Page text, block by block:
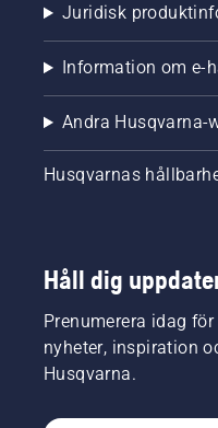
Juridisk
Information om e-
Andra Husqvarna-
Husqvarnas
Håll dig
Prenumerera idag
nyheter, inspiration
Husqvarna.